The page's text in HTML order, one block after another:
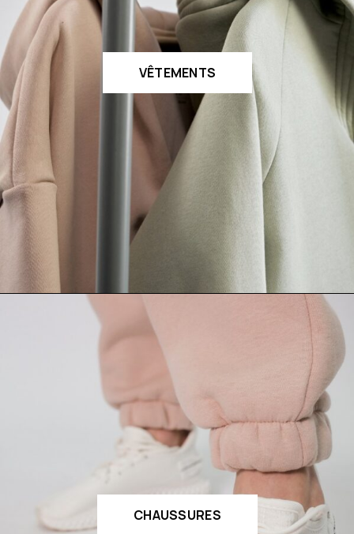
VÊTEMENTS
CHAUSSURES